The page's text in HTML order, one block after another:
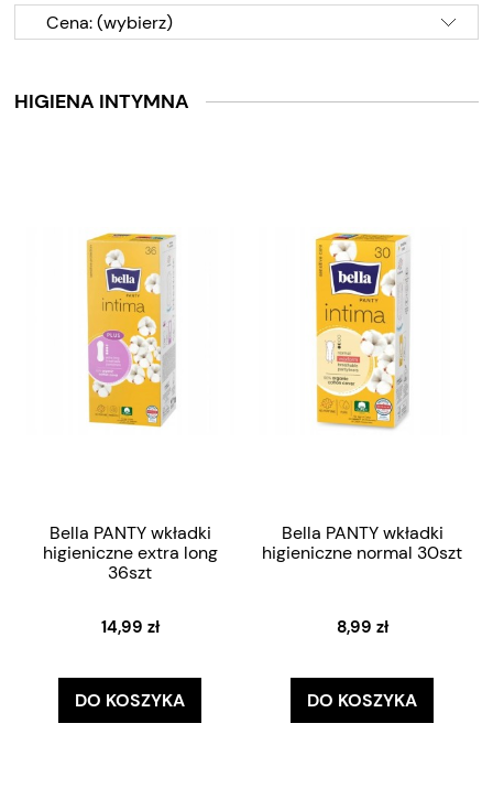
Cena: (wybierz)
HIGIENA INTYMNA
Bella PANTY wkładki
higieniczne extra long
36szt
14,99 zł
DO KOSZYKA
Bella PANTY wkładki
higieniczne normal 30szt
8,99 zł
DO KOSZYKA